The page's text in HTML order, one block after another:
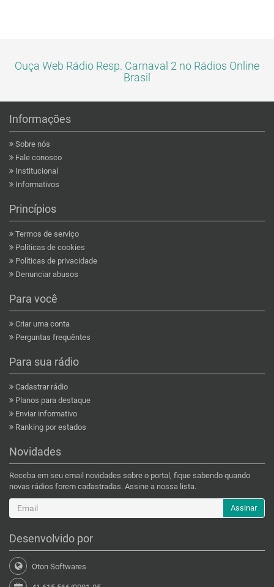
Ouça Web Rádio Resp. Carnaval 2 no Rádios Online
Brasil
Informações
Sobre nós
Fale conosco
Institucional
Informativos
Princípios
Termos de serviço
Políticas de cookies
Políticas de privacidade
Denunciar abusos
Para você
Criar uma conta
Perguntas frequêntes
Para sua rádio
Cadastrar rádio
Planos para destaque
Enviar informativo
Ranking por estados
Novidades
Receba em seu email novidades sobre o portal, fique sabendo quando
novas rádios forem cadastradas. Assine a nossa lista.
Assinar
Desenvolvido por
Oton Softwares